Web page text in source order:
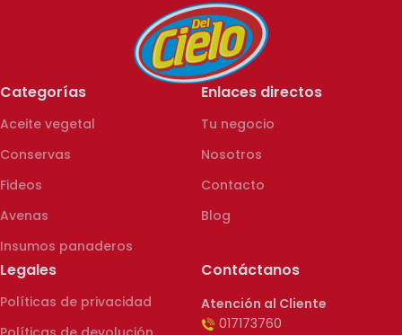
Categorías
Aceite vegetal
Conservas
Fideos
Avenas
Insumos panaderos
Enlaces directos
Tu negocio
Nosotros
Contacto
Blog
Legales
Políticas de privacidad
Contáctanos
Atención al Cliente
017173760